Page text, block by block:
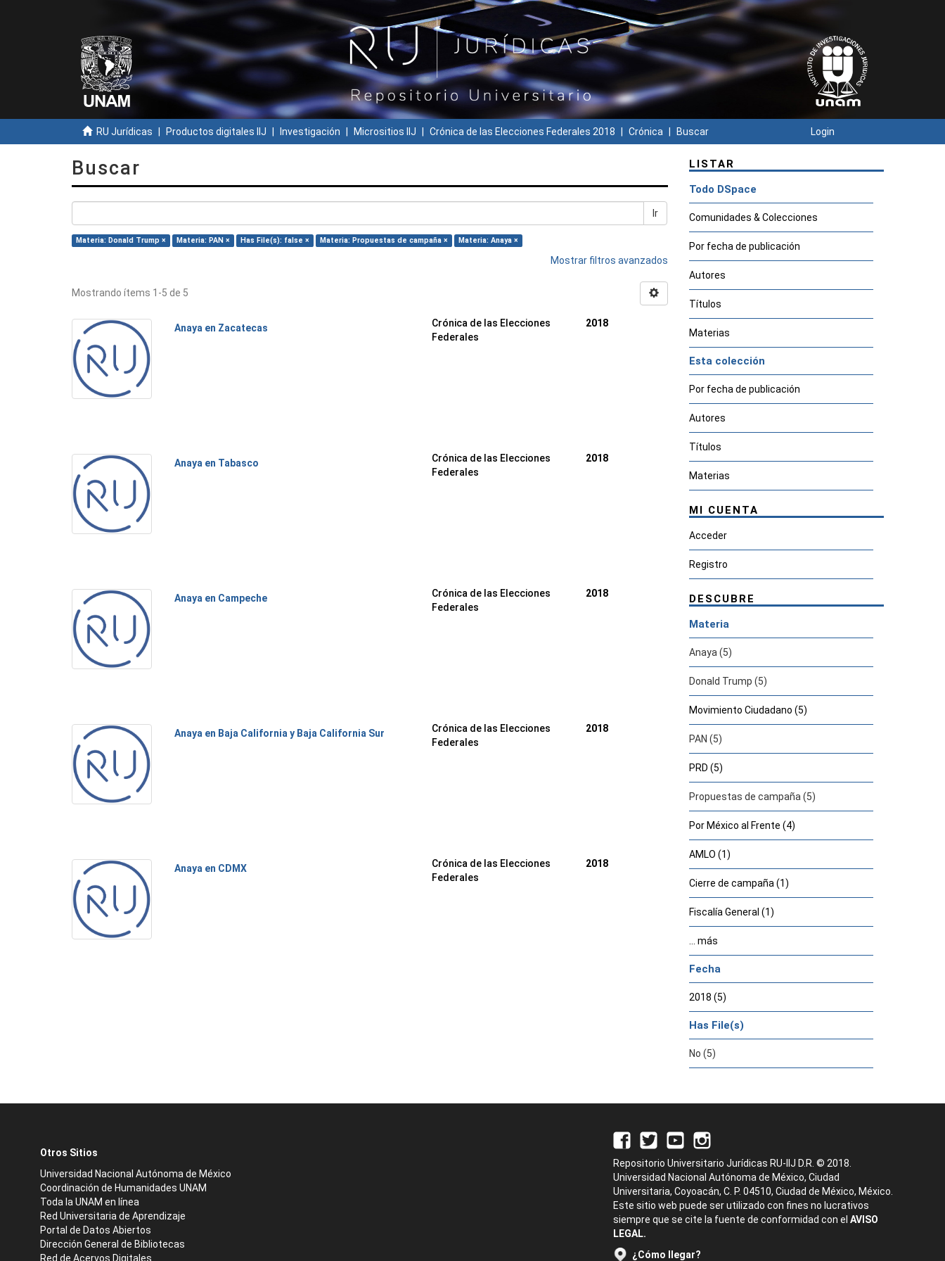
RU Jurídicas Productos digitales IIJ Investigación Micrositios IIJ Crónica de las Elecciones Federales 2018 Crónica Buscar Login
Buscar
Ir
Materia: Donald Trump × Materia: PAN × Has File(s): false × Materia: Propuestas de campaña × Materia: Anaya ×
Mostrar filtros avanzados
Mostrando ítems 1-5 de 5
Anaya en Zacatecas
Crónica de las Elecciones
Federales
2018
Anaya en Tabasco
Crónica de las Elecciones
Federales
2018
Anaya en Campeche
Crónica de las Elecciones
Federales
2018
Anaya en Baja California y Baja California Sur
Crónica de las Elecciones
Federales
2018
Anaya en CDMX
Crónica de las Elecciones
Federales
2018
LISTAR
Todo DSpace
Comunidades & Colecciones
Por fecha de publicación
Autores
Títulos
Materias
Esta colección
Por fecha de publicación
Autores
Títulos
Materias
MI CUENTA
Acceder
Registro
DESCUBRE
Materia
Anaya (5)
Donald Trump (5)
Movimiento Ciudadano (5)
PAN (5)
PRD (5)
Propuestas de campaña (5)
Por México al Frente (4)
AMLO (1)
Cierre de campaña (1)
Fiscalía General (1)
... más
Fecha
2018 (5)
Has File(s)
No (5)
Otros Sitios
Universidad Nacional Autónoma de México
Coordinación de Humanidades UNAM
Toda la UNAM en línea
Red Universitaria de Aprendizaje
Portal de Datos Abiertos
Dirección General de Bibliotecas
Red de Acervos Digitales
Repositorio Universitario Jurídicas RU-IIJ D.R. © 2018.
Universidad Nacional Autónoma de México, Ciudad
Universitaria, Coyoacán, C. P. 04510, Ciudad de México, México.
Este sitio web puede ser utilizado con fines no lucrativos
siempre que se cite la fuente de conformidad con el AVISO
LEGAL.
¿Cómo llegar?